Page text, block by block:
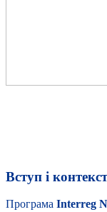
Вступ і контекст
Програма Interreg